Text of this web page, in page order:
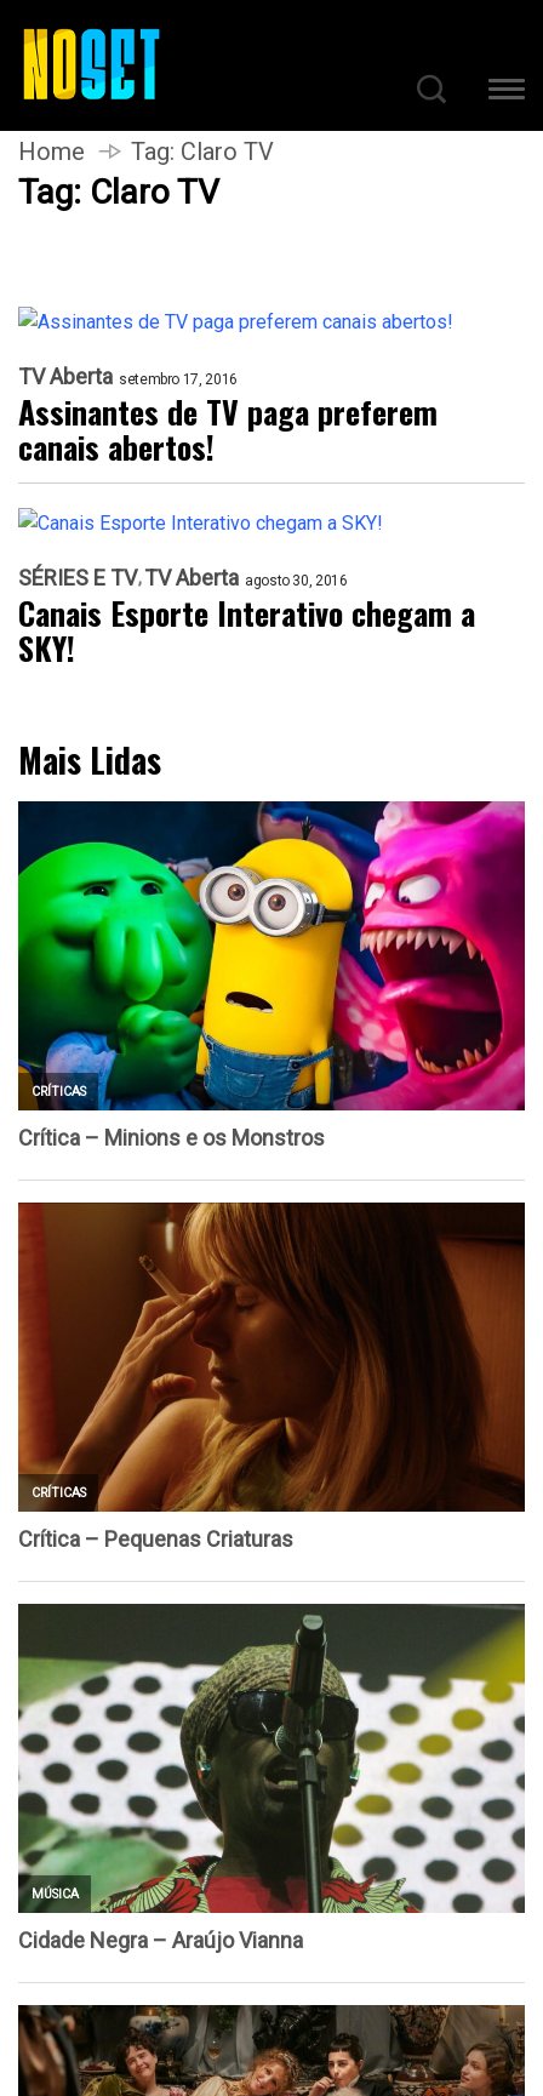
Home Tag: Claro TV
Tag: Claro TV
TV Aberta setembro 17, 2016
Assinantes de TV paga preferem
canais abertos!
SÉRIES E TV TV Aberta agosto 30, 2016
Canais Esporte Interativo chegam a
SKY!
Mais Lidas